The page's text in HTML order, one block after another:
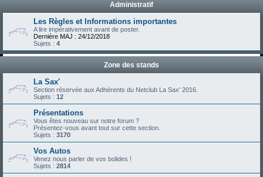
Administratif
Les Règles et Informations importantes
A lire impérativement avant de poster.
Dernière MAJ : 24/12/2018
Sujets : 4
Zone des stands
La Sax'
Section réservée aux Adhérents du Netclub La Sax' 2016.
Sujets : 12
Présentations
Vous êtes nouveau sur notre forum ?
Présentez-vous avant tout sur cette section.
Sujets : 3170
Vos Autos
Venez nous parler de vos bolides !
Sujets : 2814